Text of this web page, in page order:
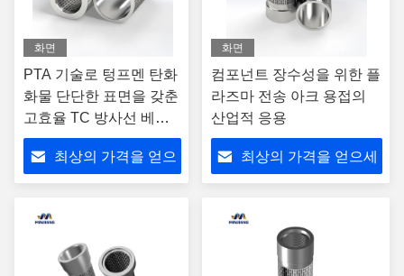
화면
PTA 기술로 텅프멘 탄화
화물 단단한 표면을 갖춘
고효율 TC 방사선 베어
링
최상의 가격을 얻으
화면
컴포넌트 장수성을 위한 플
라즈마 전송 아크 용접의
산업적 응용
최상의 가격을 얻으세